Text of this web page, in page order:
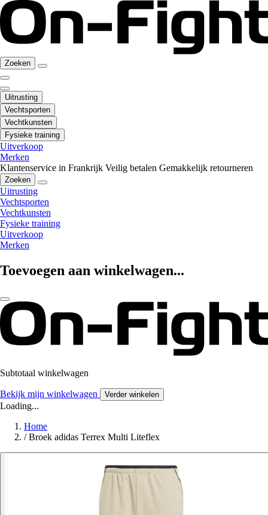
Zoeken
Uitrusting
Vechtsporten
Vechtkunsten
Fysieke training
Uitverkoop
Merken
Klantenservice in Frankrijk Veilig betalen Gemakkelijk retourneren
Zoeken
Uitrusting
Vechtsporten
Vechtkunsten
Fysieke training
Uitverkoop
Merken
Toevoegen aan winkelwagen...
Subtotaal winkelwagen
Bekijk mijn winkelwagen Verder winkelen
Loading...
Home
/ Broek adidas Terrex Multi Liteflex